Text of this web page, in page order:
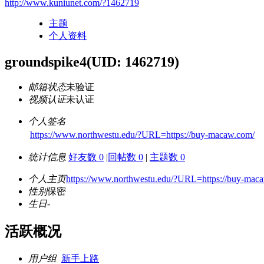
http://www.kuniunet.com/?1462719
主题
个人资料
groundspike4(UID: 1462719)
邮箱状态未验证
视频认证未认证
个人签名
https://www.northwestu.edu/?URL=https://buy-macaw.com/
统计信息 好友数 0 |回帖数 0 | 主题数 0
个人主页https://www.northwestu.edu/?URL=https://buy-
性别保密
生日-
活跃概况
用户组 新手上路